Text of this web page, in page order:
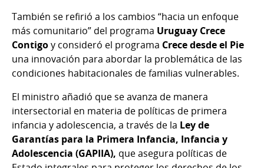
También se refirió a los cambios “hacia un enfoque
más comunitario” del programa Uruguay Crece
Contigoy consideró el programa Crece desde el Pie
una innovación para abordar la problemática de las
condiciones habitacionales de familias vulnerables.
El ministro añadió que se avanza de manera
intersectorial en materia de políticas de primera
infancia y adolescencia, a través de la Ley de
Garantías para la Primera Infancia, Infancia y
Adolescencia (GAPIIA), que asegura políticas de